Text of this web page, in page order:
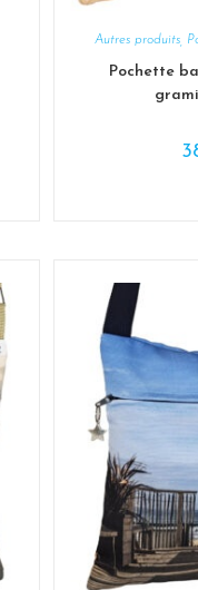
Autres produits
Pochette